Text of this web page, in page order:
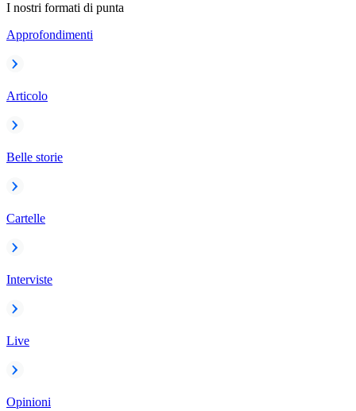
I nostri formati di punta
Approfondimenti
Articolo
Belle storie
Cartelle
Interviste
Live
Opinioni